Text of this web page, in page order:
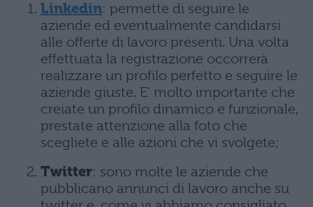
Linkedin: permette di seguire le
aziende ed eventualmente candidarsi
alle offerte di lavoro presenti. Una volta
effettuata la registrazione occorrerà
realizzare un profilo perfetto e seguire le
aziende giuste. E’ molto importante che
creiate un profilo dinamico e funzionale,
prestate attenzione alla foto che
scegliete e alle azioni che vi svolgete;
Twitter: sono molte le aziende che
pubblicano annunci di lavoro anche su